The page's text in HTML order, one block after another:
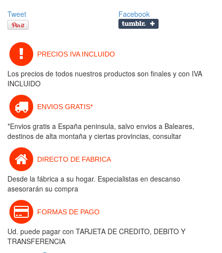
Tweet Facebook
PRECIOS IVA INCLUIDO
Los precios de todos nuestros productos son finales y con IVA
INCLUIDO
ENVIOS GRATIS*
*Envios gratis a España peninsula, salvo envios a Baleares,
destinos de alta montaña y ciertas provincias, consultar
DIRECTO DE FABRICA
Desde la fábrica a su hogar. Especialistas en descanso
asesorarán su compra
FORMAS DE PAGO
Ud. puede pagar con TARJETA DE CREDITO, DEBITO Y
TRANSFERENCIA